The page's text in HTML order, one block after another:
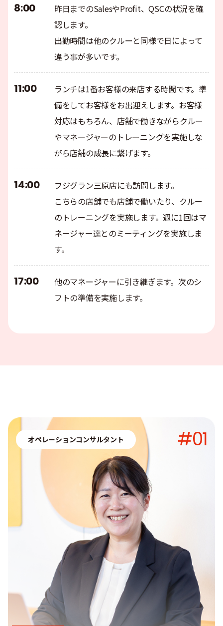
8:00
昨日までのSalesやProfit、QSCの状況を確
認します。
出勤時間は他のクルーと同様で日によって
違う事が多いです。
11:00
ランチは1番お客様の来店する時間です。準
備をしてお客様をお出迎えします。お客様
対応はもちろん、店舗で働きながらクルー
やマネージャーのトレーニングを実施しな
がら店舗の成長に繋げます。
14:00
フジグラン三原店にも訪問します。
こちらの店舗でも店舗で働いたり、クルー
のトレーニングを実施します。週に1回はマ
ネージャー達とのミーティングを実施しま
す。
17:00
他のマネージャーに引き継ぎます。次のシ
フトの準備を実施します。
オペレーションコンサルタント #01